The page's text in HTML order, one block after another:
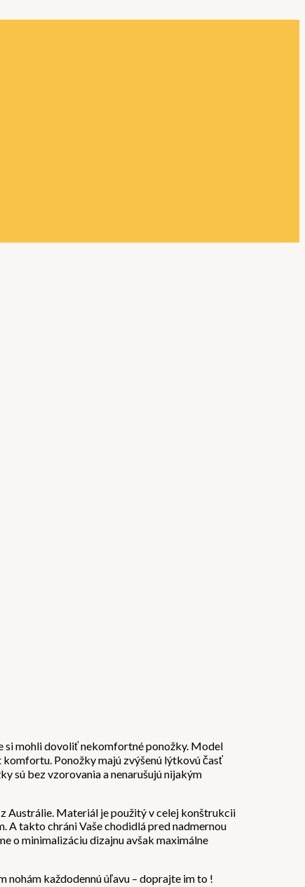
si mohli dovoliť nekomfortné ponožky. Model
komfortu. Ponožky majú zvýšenú lýtkovú časť
sú bez vzorovania a nenarušujú nijakým
Austrálie. Materiál je použitý v celej konštrukcii
A takto chráni Vaše chodidlá pred nadmernou
o minimalizáciu dizajnu avšak maximálne
nohám každodennú úľavu – doprajte im to !